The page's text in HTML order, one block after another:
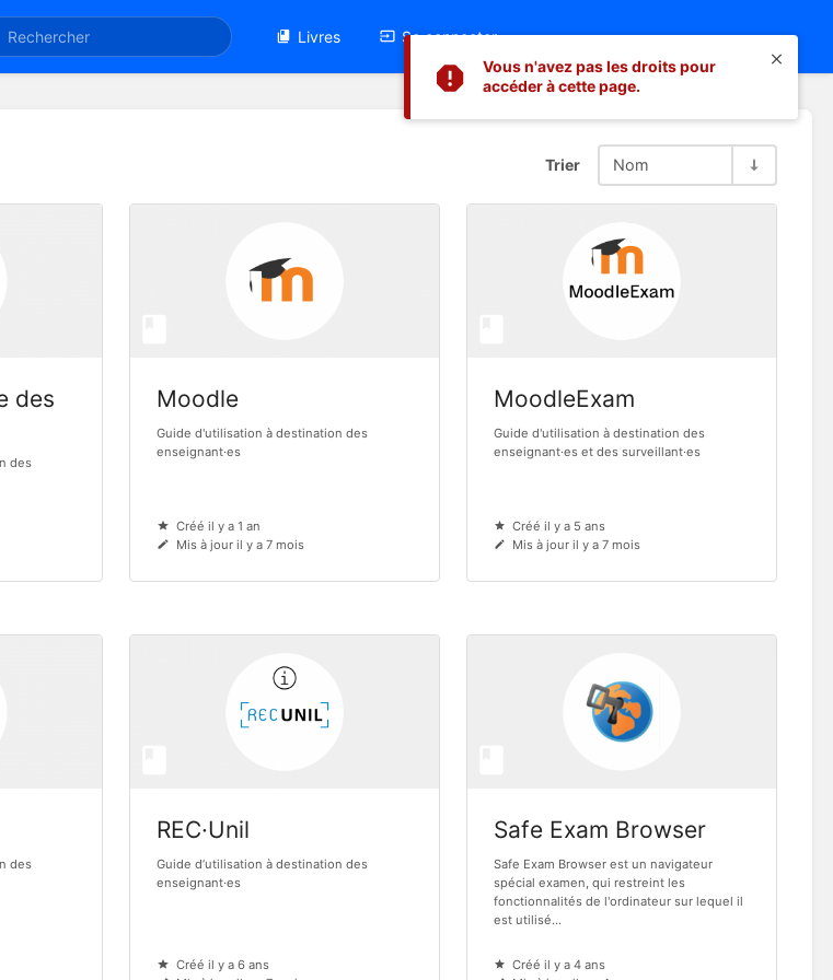
Vous n'avez pas les droits pour
accéder à cette page.
Livres Se connecter
Trier Nom
des
des
Moodle
Guide d'utilisation à destination des
enseignant·es
Créé il y a 1 an
Mis à jour il y a 7 mois
MoodleExam
Guide d'utilisation à destination des
enseignant·es et des surveillant·es
Créé il y a 5 ans
Mis à jour il y a 7 mois
des
REC·Unil
Guide d’utilisation à destination des
enseignant·es
Créé il y a 6 ans
Safe Exam Browser
Safe Exam Browser est un navigateur
spécial examen, qui restreint les
fonctionnalités de l'ordinateur sur lequel il
est utilisé...
Créé il y a 4 ans